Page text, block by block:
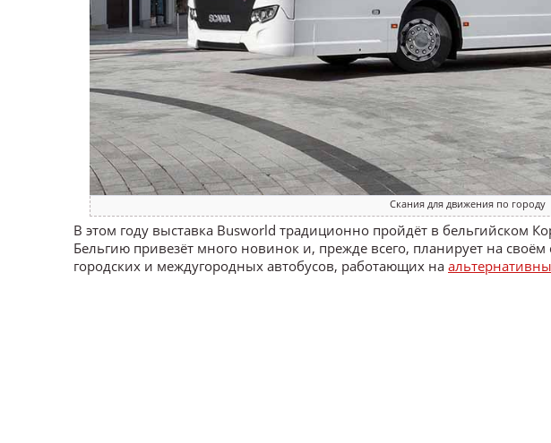
Скания для движения по городу
В этом году выставка Busworld традиционно пройдёт в бельгийском
Бельгию привезёт много новинок и, прежде всего, планирует на
городских и междугородных автобусов, работающих на